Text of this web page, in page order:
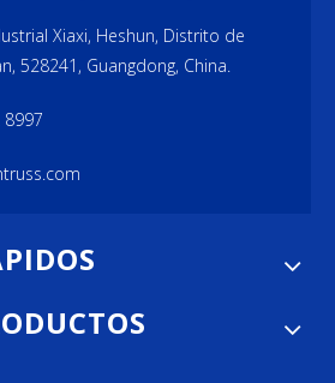
Xiaxi, Heshun, Distrito de
528241, Guangdong, China.